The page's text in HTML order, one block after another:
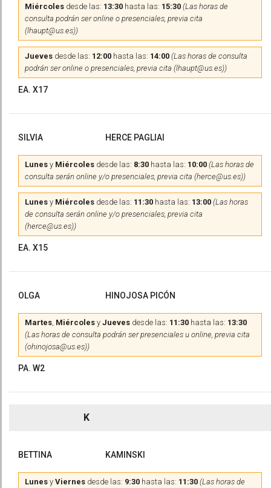
Miércoles desde las: 13:30 hasta las: 15:30 (Las horas de
consulta podrán ser online o presenciales, previa cita
(lhaupt@us.es))
Jueves desde las: 12:00 hasta las: 14:00 (Las horas de consulta
podrán ser online o presenciales, previa cita (lhaupt@us.es))
EA. X17
SILVIA HERCE PAGLIAI
Lunes y Miércoles desde las: 8:30 hasta las: 10:00 (Las horas de
consulta serán online y/o presenciales, previa cita (herce@us.es))
Lunes y Miércoles desde las: 11:30 hasta las: 13:00 (Las horas
de consulta serán online y/o presenciales, previa cita
(herce@us.es))
EA. X15
OLGA HINOJOSA PICÓN
Martes, Miércoles y Jueves desde las: 11:30 hasta las: 13:30
(Las horas de consulta podrán ser presenciales u online, previa cita
(ohinojosa@us.es))
PA. W2
K
BETTINA KAMINSKI
Lunes y Viernes desde las: 9:30 hasta las: 11:30 (Las horas de